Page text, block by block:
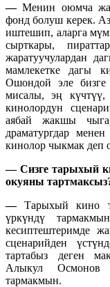
—Менин оюмча
фонд болуш керек.
иштешип, аларга
сырткары,
жаратуучулардан
мамлекетке дагы
Ошондой эле бизге
мисалы, эң күчтүү,
кинолордун
аябай жакшы
драматургдар
кинолор чыкмак деп
— Сизге тарыхый
окуяны
—Тарыхый кино
үркүндү
кесиптештеримде
сценарийден
тартабыз деген
Алыкул Осмонов
тармакмын.